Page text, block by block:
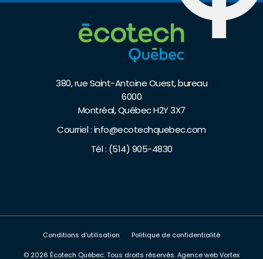
380, rue Saint-Antoine Ouest, bureau
6000
Montréal, Québec H2Y 3X7
Courriel :info@ecotechquebec.com
Tél : (514) 905-4830
© 2026 Écotech Québec.Tous droits réservés.Agence webVortex
Conditions d’utilisation Politique de confidentialité